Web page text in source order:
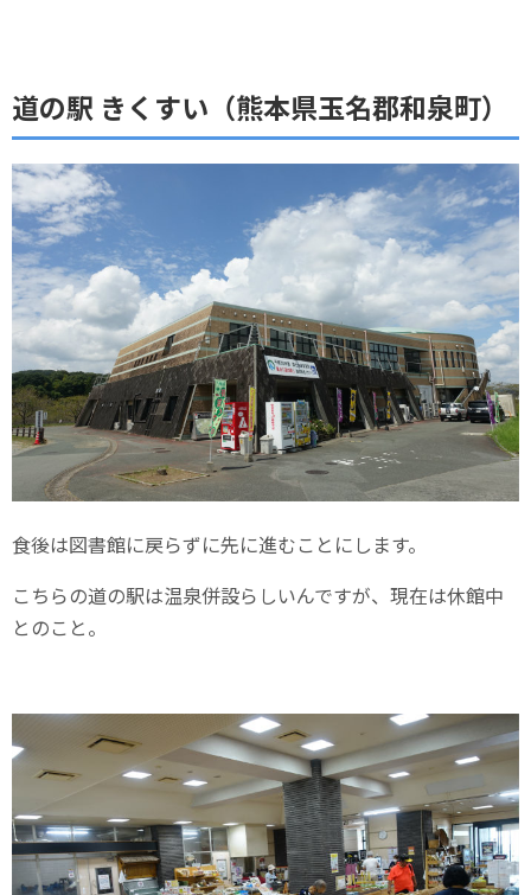
道の駅 きくすい（熊本県玉名郡和泉町）
食後は図書館に戻らずに先に進むことにします。
こちらの道の駅は温泉併設らしいんですが、現在は休館中
とのこと。